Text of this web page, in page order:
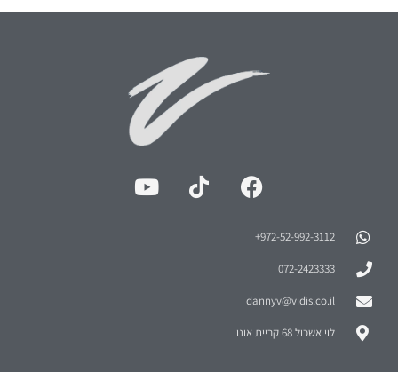
972-52-992-3112⁩+
072-2423333
dannyv@vidis.co.il
לוי אשכול 68 קריית אונו